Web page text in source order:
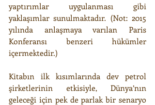
yaptırımlar uygulanması gibi
yaklaşımlar sunulmaktadır. (Not: 2015
yılında anlaşmaya varılan Paris
Konferansı benzeri hükümler
içermektedir.)
Kitabın ilk kısımlarında dev petrol
şirketlerinin etkisiyle, Dünya’nın
geleceği için pek de parlak bir senaryo